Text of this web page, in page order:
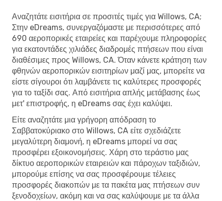
Αναζητάτε εισιτήρια σε προσιτές τιμές για Willows, CA;
Στην eDreams, συνεργαζόμαστε με περισσότερες από
690 αεροπορικές εταιρείες και παρέχουμε πληροφορίες
για εκατοντάδες χιλιάδες διαδρομές πτήσεων που είναι
διαθέσιμες προς Willows, CA. Όταν κάνετε κράτηση των
φθηνών αεροπορικών εισιτηρίων μαζί μας, μπορείτε να
είστε σίγουροι ότι λαμβάνετε τις καλύτερες προσφορές
για το ταξίδι σας. Από εισιτήρια απλής μετάβασης έως
μετ' επιστροφής, η eDreams σας έχει καλύψει.
Είτε αναζητάτε μια γρήγορη απόδραση το
Σαββατοκύριακο στο Willows, CA είτε σχεδιάζετε
μεγαλύτερη διαμονή, η eDreams μπορεί να σας
προσφέρει εξοικονομήσεις. Χάρη στο τεράστιο μας
δίκτυο αεροπορικών εταιρειών και πάροχων ταξιδιών,
μπορούμε επίσης να σας προσφέρουμε τέλειες
προσφορές διακοπών με τα πακέτα μας πτήσεων συν
ξενοδοχείων, ακόμη και να σας καλύψουμε με τα άλλα